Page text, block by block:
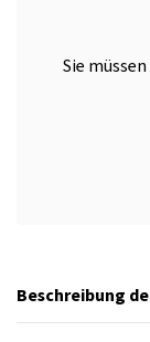
Sie
Beschreibung